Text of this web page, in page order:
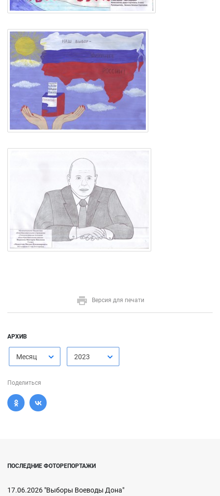
Версия для печати
АРХИВ
Месяц 2023
Поделиться
ПОСЛЕДНИЕ ФОТОРЕПОРТАЖИ
17.06.2026 "Выборы Воеводы Дона"